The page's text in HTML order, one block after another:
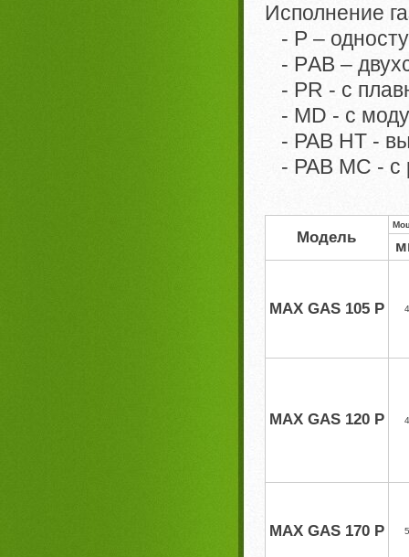
Исполнение
- Р –
- РAB –
- PR - с
- MD - с
- PAB HT -
- PAB MC -
Модель
MAX GAS 105 P
MAX GAS 120 P
MAX GAS 170 P